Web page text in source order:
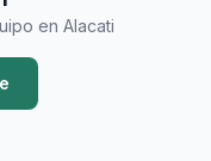
en Alacati